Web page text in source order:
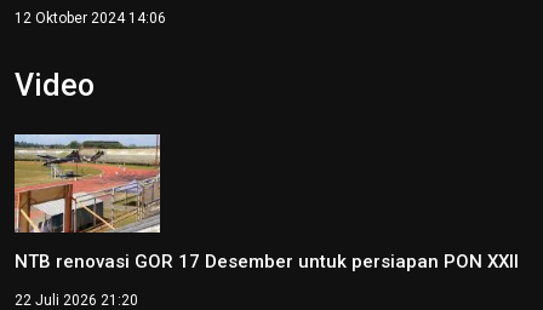
12 Oktober 2024 14:06
Video
NTB renovasi GOR 17 Desember untuk persiapan PON XXII
22 Juli 2026 21:20